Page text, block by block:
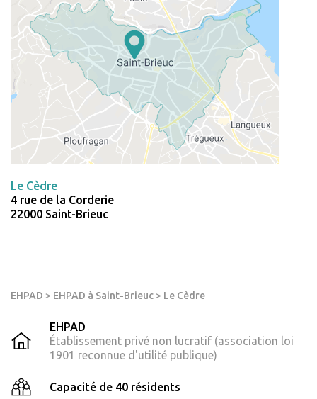
EHPAD > EHPAD à Saint-Brieuc > Le Cèdre
EHPAD
Établissement privé non lucratif (association loi
1901 reconnue d'utilité publique)
Capacité de 40 résidents
Le Cèdre
4 rue de la Corderie
22000 Saint-Brieuc